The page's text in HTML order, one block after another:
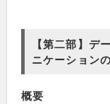
【第二部】デ
ニケーション
概要